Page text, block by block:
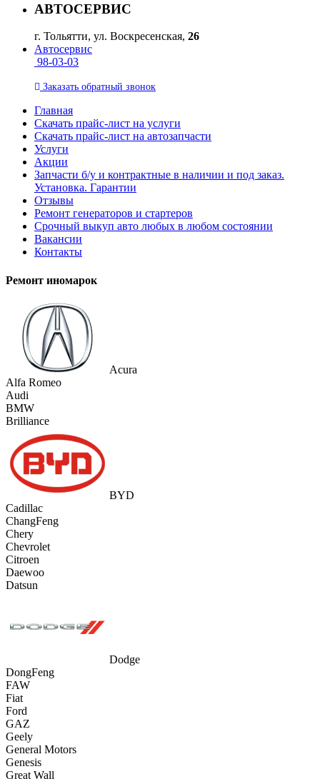
АВТОСЕРВИС
г. Тольятти, ул. Воскресенская, 26
Автосервис
98-03-03
Заказать обратный звонок
Главная
Скачать прайс-лист на услуги
Скачать прайс-лист на автозапчасти
Услуги
Акции
Запчасти б/у и контрактные в наличии и под заказ.
Установка. Гарантии
Отзывы
Ремонт генераторов и стартеров
Cрочный выкуп авто любых в любом состоянии
Вакансии
Контакты
Ремонт иномарок
Acura
Alfa Romeo
Audi
BMW
Brilliance
BYD
Cadillac
ChangFeng
Chery
Chevrolet
Citroen
Daewoo
Datsun
Dodge
DongFeng
FAW
Fiat
Ford
GAZ
Geely
General Motors
Genesis
Great Wall